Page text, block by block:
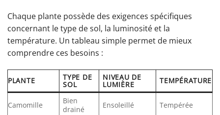
Chaque plante possède des exigences spécifiques
concernant le type de sol, la luminosité et la
température. Un tableau simple permet de mieux
comprendre ces besoins :
PLANTE TYPE DE
SOL
NIVEAU DE
LUMIÈRE TEMPÉRATURE
Camomille
Bien
drainé
Ensoleillé Tempérée